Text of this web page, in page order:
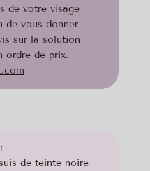
de votre visage
de vous donner
sur la solution
ordre de prix.
de teinte noire